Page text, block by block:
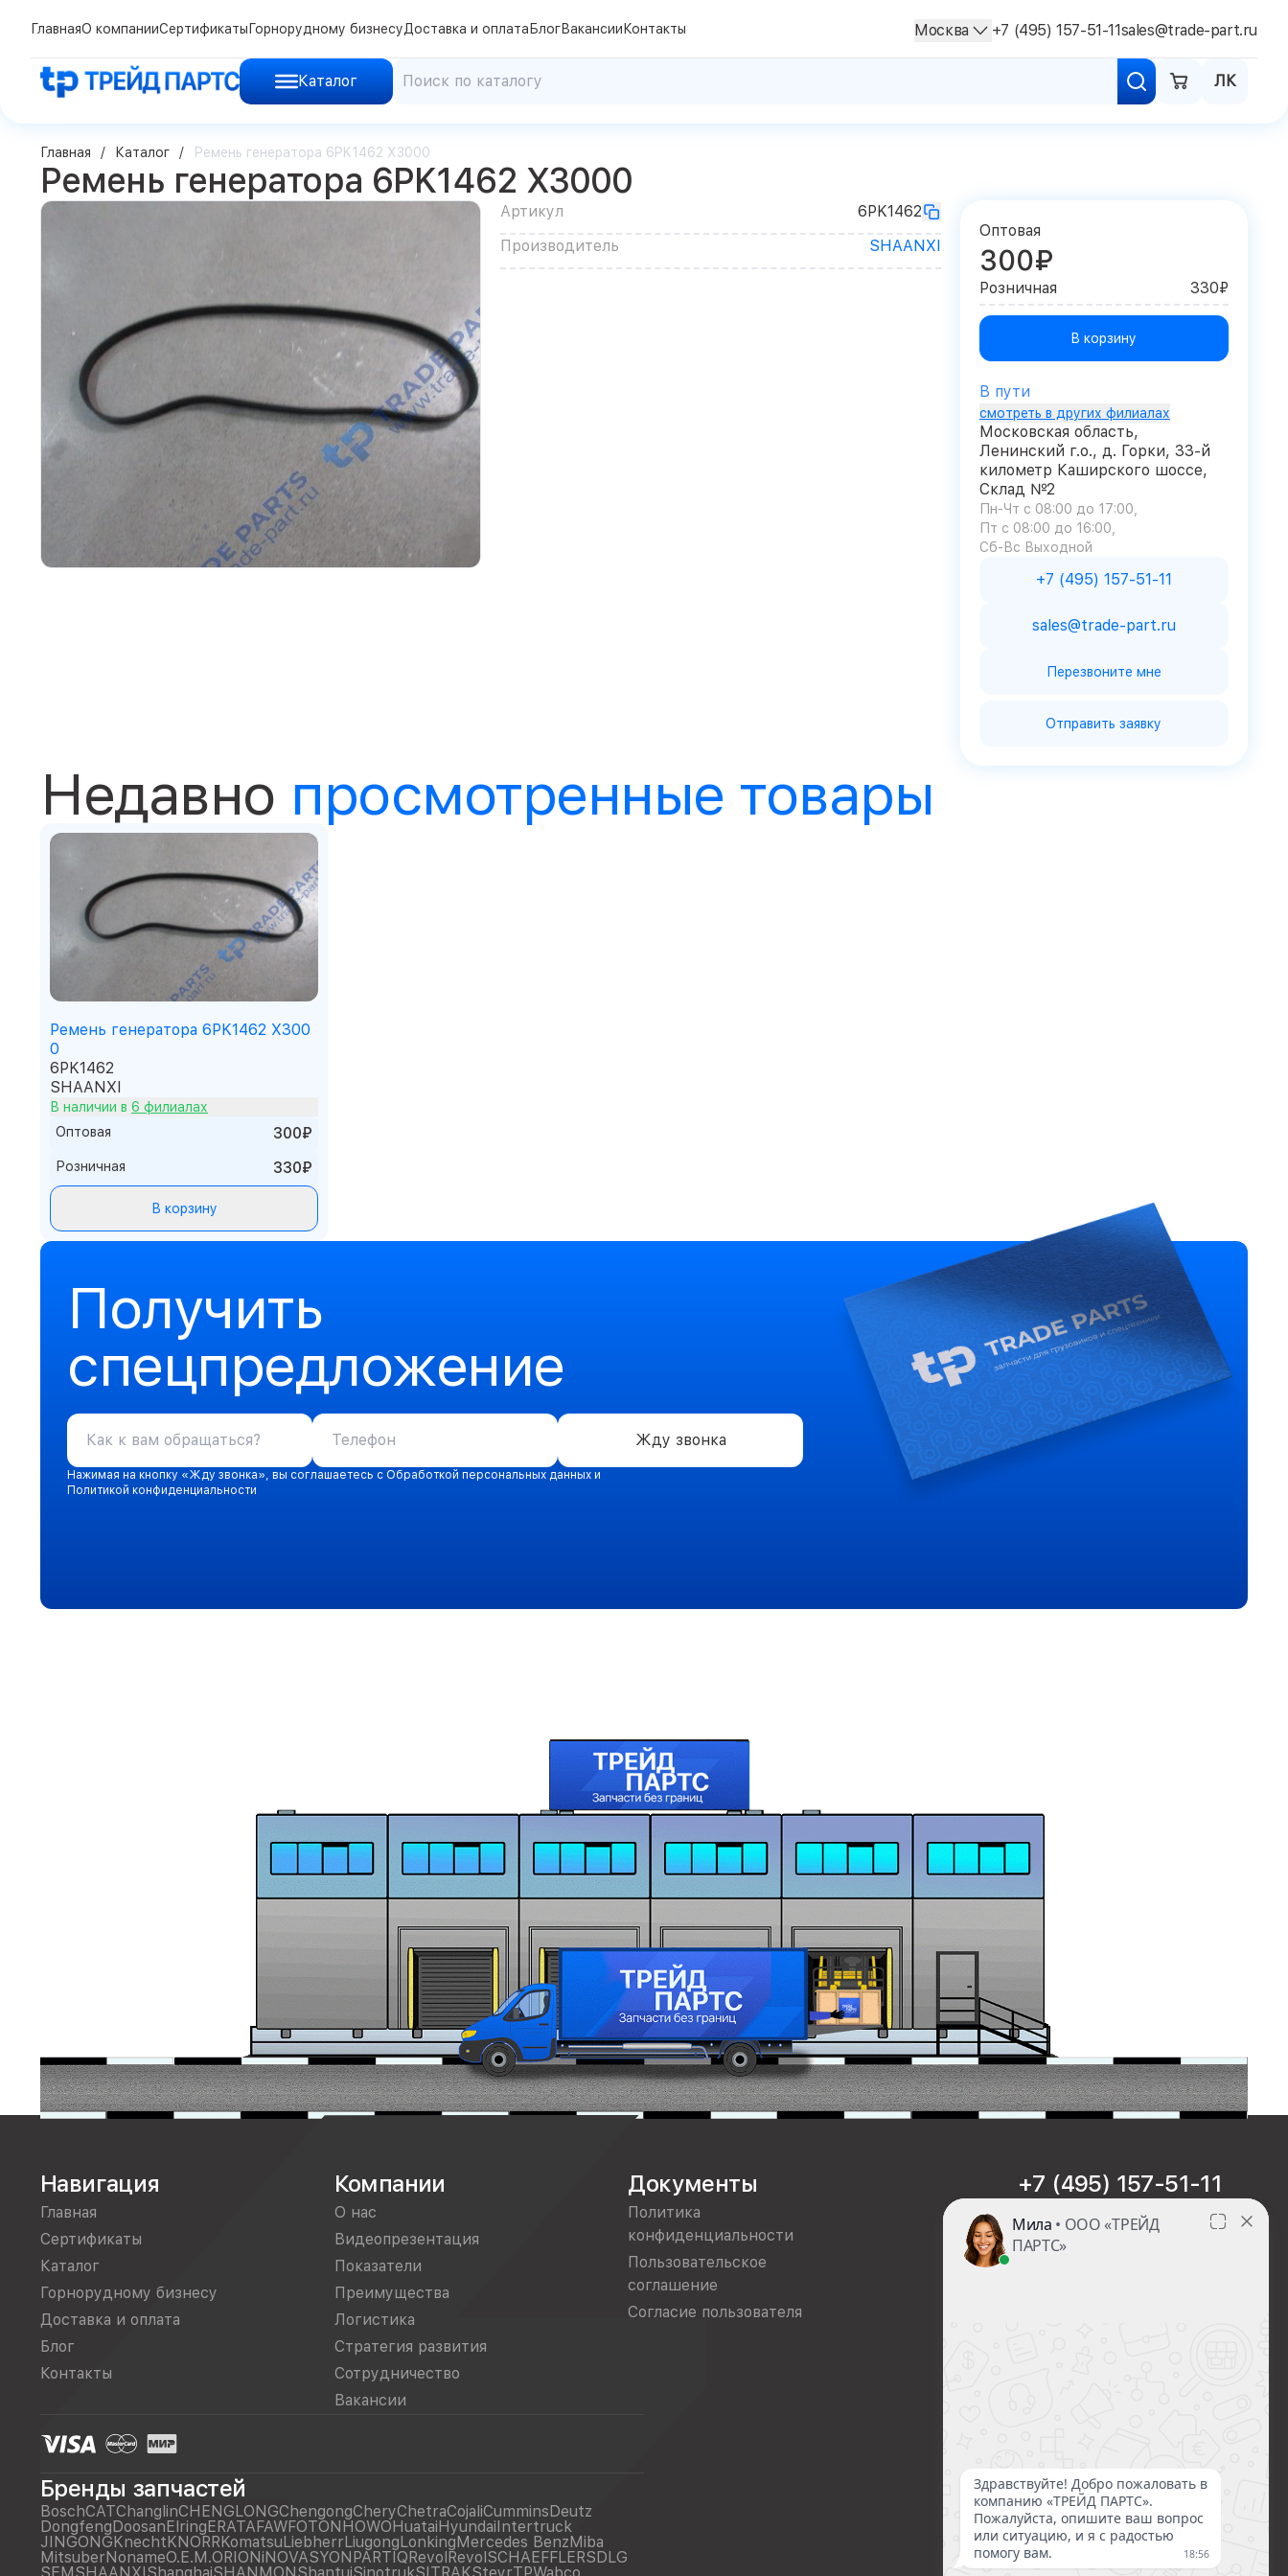
Каталог ЛК
ГлавнаяО компанииСертификаты Горнорудному бизнесуДоставка и оплата БлогВакансии Контакты Москва +7 (495) 157-51-11sales@trade-part.ru
Главная Каталог Ремень генератора 6PK1462 X3000
Ремень генератора 6PK1462 X3000
Артикул
6PK1462
Производитель
SHAANXI
Оптовая
300₽
Розничная 330₽
В корзину
В пути
смотреть в других филиалах
Московская область,
Ленинский г.о., д. Горки, 33-й
километр Каширского шоссе,
Склад №2
Пн-Чт с 08:00 до 17:00
Пт с 08:00 до 16:00
Сб-Вс Выходной
+7 (495) 157-51-11
sales@trade-part.ru
Перезвоните мне
Отправить заявку
Недавно просмотренные товары
Ремень генератора 6PK1462 X300
0
6PK1462
SHAANXI
В наличии в 6 филиалах
Оптовая
300₽
Розничная 330₽
В корзину
Получить
спецпредложение
Жду звонка
Нажимая на кнопку «Жду звонка», вы соглашаетесь с Обработкой персональных данных и
Политикой конфиденциальности
Навигация
Главная
Сертификаты
Каталог
Горнорудному бизнесу
Доставка и оплата
Блог
Контакты
Компании
О нас
Видеопрезентация
Показатели
Преимущества
Логистика
Стратегия развития
Сотрудничество
Вакансии
Документы
Политика
конфиденциальности
Пользовательское
соглашение
Согласие пользователя
+7 (495) 157-51-11
sales@trade-part.ru
Бренды запчастей
BoschCATChanglinCHENGLONGChengongCheryChetraCojaliCumminsDeutz
DongfengDoosanElringERATAFAWFOTONHOWOHuataiHyundaiIntertruck
JINGONGKnechtKNORRKomatsuLiebherrLiugongLonkingMercedes BenzMiba
MitsuberNonameO.E.M.ORIONiNOVASYONPARTIQRevolRevolSCHAEFFLERSDLG